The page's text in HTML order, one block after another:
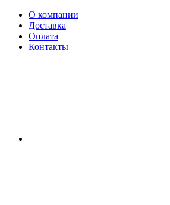
О компании
Доставка
Оплата
Контакты